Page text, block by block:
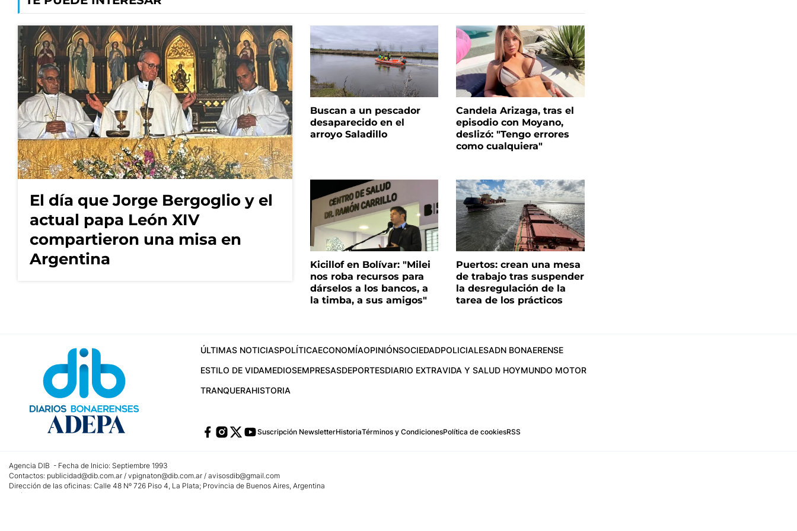
El día que Jorge Bergoglio y el
actual papa León XIV
compartieron una misa en
Argentina
Buscan a un pescador
desaparecido en el
arroyo Saladillo
Candela Arizaga, tras el
episodio con Moyano,
deslizó: "Tengo errores
como cualquiera"
Kicillof en Bolívar: "Milei
nos roba recursos para
dárselos a los bancos, a
la timba, a sus amigos"
Puertos: crean una mesa
de trabajo tras suspender
la desregulación de la
tarea de los prácticos
ÚLTIMAS NOTICIASPOLÍTICAECONOMÍAOPINIÓNSOCIEDADPOLICIALESADN BONAERENSE
ESTILO DE VIDAMEDIOSEMPRESASDEPORTESDIARIO EXTRAVIDA Y SALUD HOYMUNDO MOTOR
TRANQUERAHISTORIA
Suscripción NewsletterHistoriaTérminos y CondicionesPolítica de cookiesRSS
Agencia DIB - Fecha de Inicio: Septiembre 1993
Contactos: publicidad@dib.com.ar / vpignaton@dib.com.ar / avisosdib@gmail.com
Dirección de las oficinas: Calle 48 Nº 726 Piso 4, La Plata; Provincia de Buenos Aires, Argentina
Teléfono: +5492215022421 - Whatsapp: +5492215031783